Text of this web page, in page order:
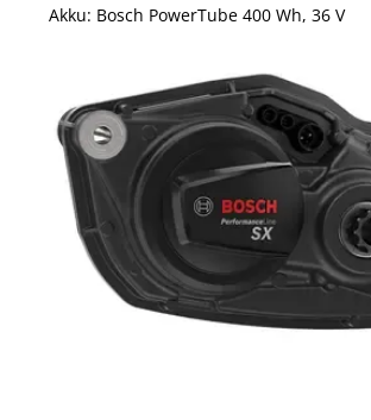
Akku: Bosch PowerTube 400 Wh, 36 V